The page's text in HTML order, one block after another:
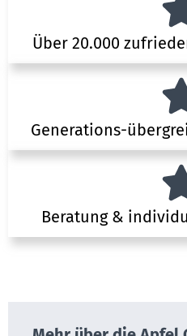
Über 20.000
Generations-
Beratung &